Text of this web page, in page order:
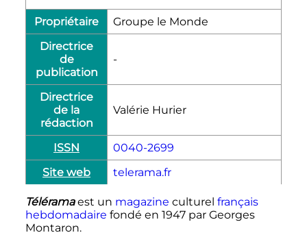
Propriétaire
Groupe le Monde
Directrice
de
publication
-
Directrice
de la
rédaction
Valérie Hurier
ISSN
0040-2699
Site web
telerama.fr
Téléramaest un magazine culturel français
hebdomadaire fondé en 1947 par Georges
Montaron.